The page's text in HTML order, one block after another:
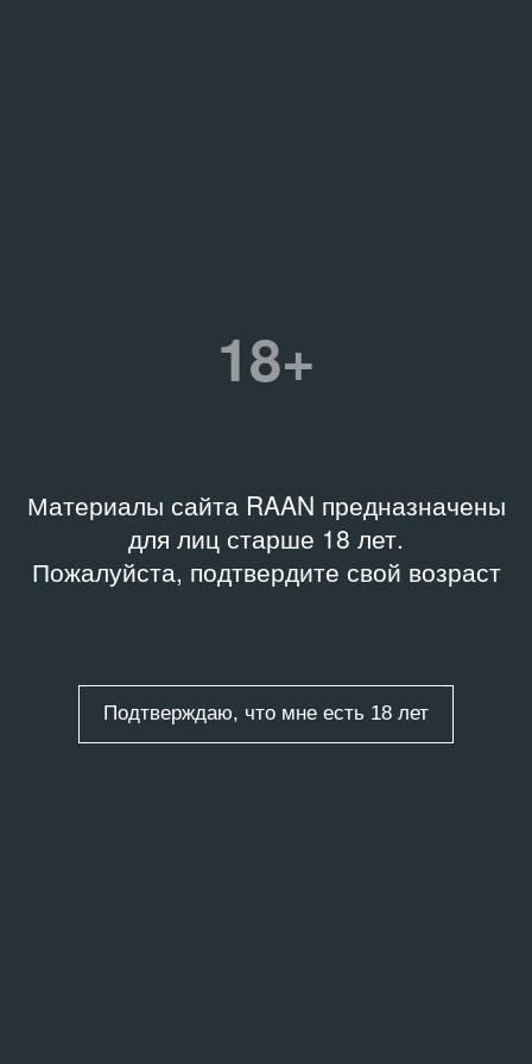
18+
Материалы сайта RAAN предназначены
для лиц старше 18 лет.
Пожалуйста, подтвердите свой возраст
Подтверждаю, что мне есть 18 лет